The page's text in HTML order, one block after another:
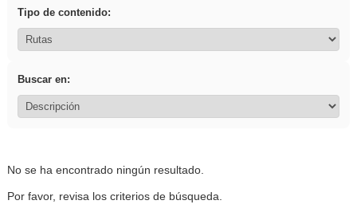
Tipo de contenido:
Buscar en:
No se ha encontrado ningún resultado.
Por favor, revisa los criterios de búsqueda.